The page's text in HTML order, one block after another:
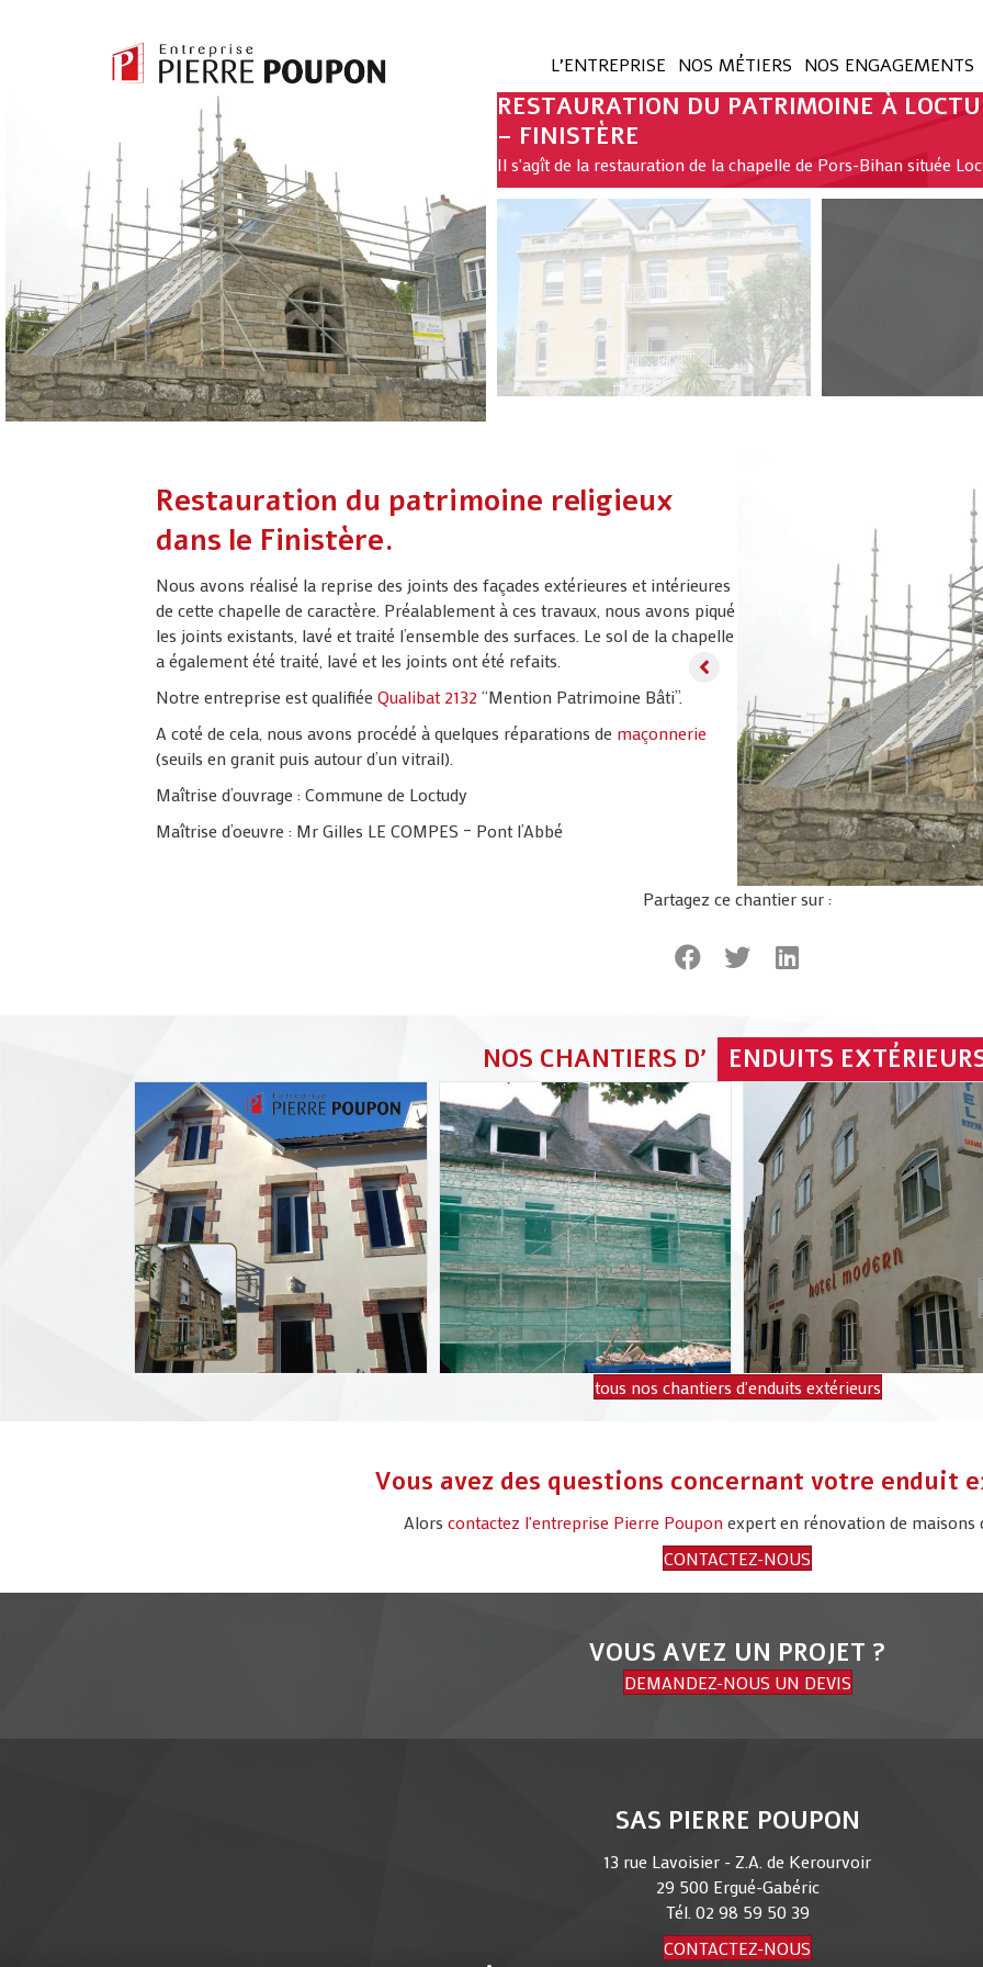
L’ENTREPRISE NOS MÉTIERS NOS ENGAGEMENTS
RESTAURATION DU PATRIMOINE À
– FINISTÈRE
Il s'agît de la restauration de la chapelle de Pors-Bihan située
Restauration du patrimoine religieux
dans le Finistère.
Nous avons réalisé la reprise des joints des façades extérieures et intérieures
de cette chapelle de caractère. Préalablement à ces travaux, nous avons piqué
les joints existants, lavé et traité l’ensemble des surfaces. Le sol de la chapelle
a également été traité, lavé et les joints ont été refaits.
Notre entreprise est qualifiée Qualibat 2132 “Mention Patrimoine Bâti”.
A coté de cela, nous avons procédé à quelques réparations de maçonnerie
(seuils en granit puis autour d’un vitrail).
Maîtrise d’ouvrage : Commune de Loctudy
Maîtrise d’oeuvre : Mr Gilles LE COMPES – Pont l’Abbé
Partagez ce chantier sur :
NOS CHANTIERS D' ENDUITS
tous nos chantiers d'enduits extérieurs
Vous avez des questions concernant votre enduit
Alors contactez l'entreprise Pierre Pouponexpert en rénovation de maisons
CONTACTEZ-NOUS
VOUS AVEZ UN PROJET ?
DEMANDEZ-NOUS UN DEVIS
SAS PIERRE POUPON
13 rue Lavoisier - Z.A. de Kerourvoir
29 500 Ergué-Gabéric
Tél.02 98 59 50 39
CONTACTEZ-NOUS